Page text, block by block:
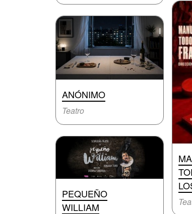
ANÓNIMO
Teatro
PEQUEÑO
WILLIAM